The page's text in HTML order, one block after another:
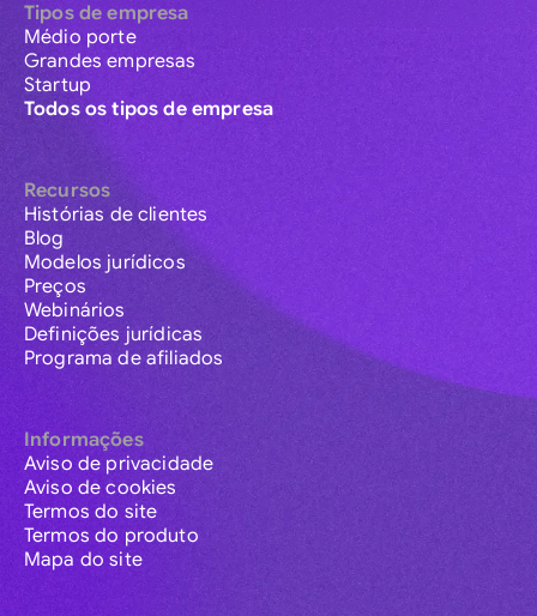
Tipos de empresa
Médio porte
Grandes empresas
Startup
Todos os tipos de empresa
Recursos
Histórias de clientes
Blog
Modelos jurídicos
Preços
Webinários
Definições jurídicas
Programa de afiliados
Informações
Aviso de privacidade
Aviso de cookies
Termos do site
Termos do produto
Mapa do site